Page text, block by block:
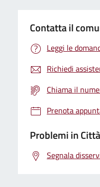
Contatta il
Leggi le
Richiedi
Chiama il
Prenota
Problemi in Città
Segnala